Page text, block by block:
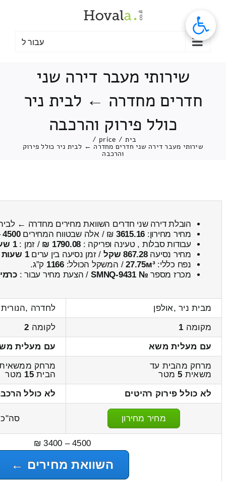
עבור ל
שירותי מעבר דירה שני
חדרים מחדרה ← לבית ניר
כולל פירוק והרכבה
בית /
price
/
שירותי מעבר דירה שני חדרים מחדרה ← לבית ניר כולל פירוק
והרכבה
הובלת דירה שני חדרים השוואת מחירים מחדרה ←
מחיר מחירון: 3615.16 ₪ / אלה שבטווח המחירים4500
עבודות סבלות , טעינה ופריקה : 1790.08 ₪ / זמן :1 שעות 21 דקות
מחיר נסיעה867.28 שקל / זמן נסיעה בין ערים1 שעות , 3 דקות
נפח כללי:27.75м³/ המשקל הכולל:1166 ק”ג.
מכרז מספר № SMNQ-9431 / הצעת מחיר עבור :כרמי
מבית ניר ,אולפן
לחדרה ,הנורית
מקומה 1 לקומה 2
עם מעלית משא
עם מעלית
מרחק מהבית עד
משאית 5מטר
מרחק
הבית15 מטר
לא כולל פירוק רהיטים
לא כולל
מחיר מחירון
4500 – 3400 ₪
השוואת מחירים ←